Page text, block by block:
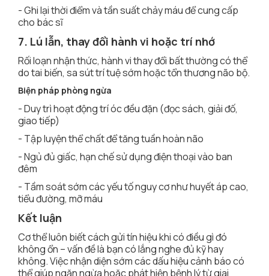
- Ghi lại thời điểm và tần suất chảy máu để cung cấp
cho bác sĩ
7. Lú lẫn, thay đổi hành vi hoặc trí nhớ
Rối loạn nhận thức, hành vi thay đổi bất thường có thể
do tai biến, sa sút trí tuệ sớm hoặc tổn thương não bộ.
Biện pháp phòng ngừa
- Duy trì hoạt động trí óc đều đặn (đọc sách, giải đố,
giao tiếp)
- Tập luyện thể chất để tăng tuần hoàn não
- Ngủ đủ giấc, hạn chế sử dụng điện thoại vào ban
đêm
- Tầm soát sớm các yếu tố nguy cơ như huyết áp cao,
tiểu đường, mỡ máu
Kết luận
Cơ thể luôn biết cách gửi tín hiệu khi có điều gì đó
không ổn – vấn đề là bạn có lắng nghe đủ kỹ hay
không. Việc nhận diện sớm các dấu hiệu cảnh báo có
thể giúp ngăn ngừa hoặc phát hiện bệnh lý từ giai